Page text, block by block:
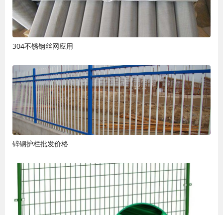
304不锈钢丝网应用
锌钢护栏批发价格